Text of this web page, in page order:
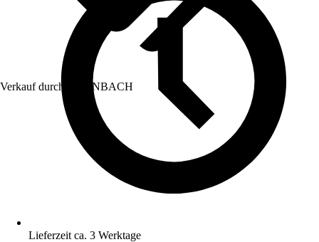
Verkauf durch: HORNBACH
Lieferzeit ca. 3 Werktage